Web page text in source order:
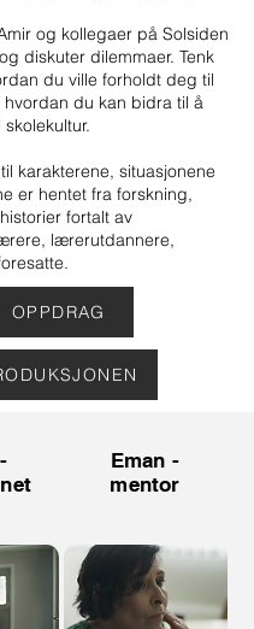
og kollegaer på Solsiden
diskuter dilemmaer. Tenk
du ville forholdt deg til
du kan bidra til å
karakterene, situasjonene
er hentet fra forskning,
fortalt av
lærerutdannere,
OPPDRAG
Eman -
mentor